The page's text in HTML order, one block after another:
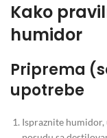
Kako
humidor
Priprema
upotrebe
Ispraznite humidor,